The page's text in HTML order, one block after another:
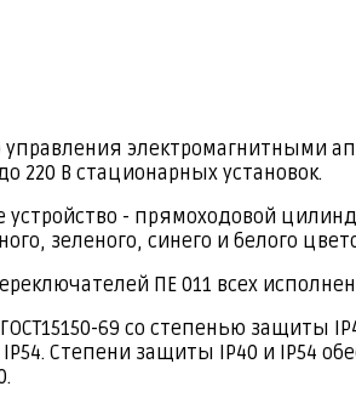
электромагнитными
220 В стационарных установок.
- прямоходовой
зеленого, синего и белого
ПЕ 011 всех
69 со степенью
Степени защиты IP40 и IP54